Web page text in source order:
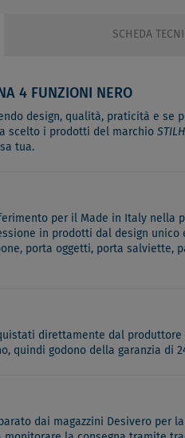
SCHEDA
4 FUNZIONI NERO
design, qualità, praticità e
scelto i prodotti del marchio
tua.
per il Made in Italy nella
in prodotti dal design
porta oggetti, porta
direttamente dal
quindi godono della garanzia di
dai magazzini Desivero per